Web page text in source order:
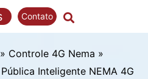
Contato
» Controle 4G Nema »
Inteligente NEMA 4G